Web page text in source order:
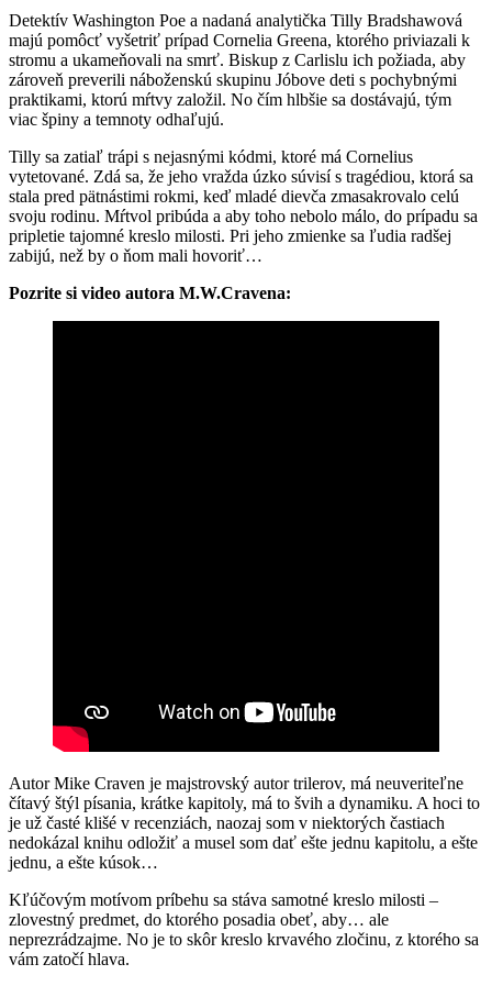
Detektív Washington Poe a nadaná analytička Tilly Bradshawová
majú pomôcť vyšetriť prípad Cornelia Greena, ktorého priviazali k
stromu a ukameňovali na smrť. Biskup z Carlislu ich požiada, aby
zároveň preverili náboženskú skupinu Jóbove deti s pochybnými
praktikami, ktorú mŕtvy založil. No čím hlbšie sa dostávajú, tým
viac špiny a temnoty odhaľujú.
Tilly sa zatiaľ trápi s nejasnými kódmi, ktoré má Cornelius
vytetované. Zdá sa, že jeho vražda úzko súvisí s tragédiou, ktorá sa
stala pred pätnástimi rokmi, keď mladé dievča zmasakrovalo celú
svoju rodinu. Mŕtvol pribúda a aby toho nebolo málo, do prípadu sa
pripletie tajomné kreslo milosti. Pri jeho zmienke sa ľudia radšej
zabijú, než by o ňom mali hovoriť…
Pozrite si video autora M.W.Cravena:
Autor Mike Craven je majstrovský autor trilerov, má neuveriteľne
čítavý štýl písania, krátke kapitoly, má to švih a dynamiku. A hoci to
je už časté klišé v recenziách, naozaj som v niektorých častiach
nedokázal knihu odložiť a musel som dať ešte jednu kapitolu, a ešte
jednu, a ešte kúsok…
Kľúčovým motívom príbehu sa stáva samotné kreslo milosti –
zlovestný predmet, do ktorého posadia obeť, aby… ale
neprezrádzajme. No je to skôr kreslo krvavého zločinu, z ktorého sa
vám zatočí hlava.